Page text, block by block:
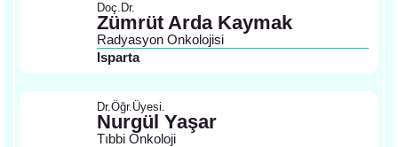
Doç.Dr.
Zümrüt Arda Kaymak
Radyasyon Onkolojisi
Isparta
Dr.Öğr.Üyesi.
Nurgül Yaşar
Tıbbi Onkoloji